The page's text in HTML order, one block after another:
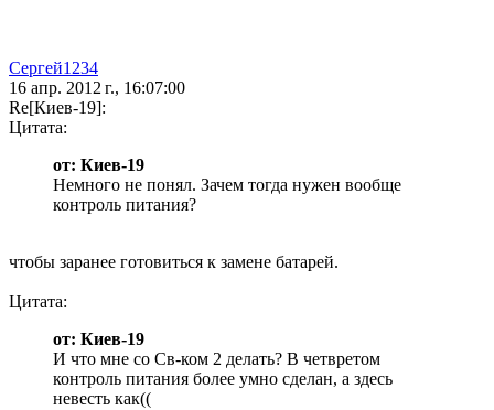
Сергей1234
16 апр. 2012 г., 16:07:00
Re[Киев-19]:
Цитата:
от: Киев-19
Немного не понял. Зачем тогда нужен вообще
контроль питания?
чтобы заранее готовиться к замене батарей.
Цитата:
от: Киев-19
И что мне со Св-ком 2 делать? В четвретом
контроль питания более умно сделан, а здесь
невесть как((